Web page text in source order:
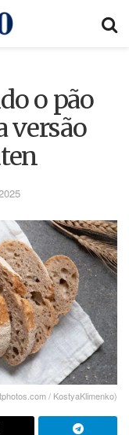
o pão
versão
/ KostyaKlimenko)